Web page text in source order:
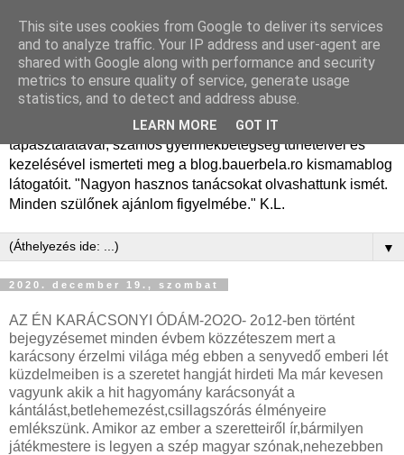
Dr. Bauer Béla Ph.D.
gyermekgyógyász
Dr. Bauer Béla Ph.D. gyermekgyógyász főorvos, 50 éves
tapasztalatával, számos gyermekbetegség tüneteivel és
kezelésével ismerteti meg a blog.bauerbela.ro kismamablog
látogatóit. "Nagyon hasznos tanácsokat olvashattunk ismét.
Minden szülőnek ajánlom figyelmébe." K.L.
▼
2020. december 19., szombat
AZ ÉN KARÁCSONYI ÓDÁM-2O2O- 2o12-ben történt
bejegyzésemet minden évbem közzéteszem mert a
karácsony érzelmi világa még ebben a senyvedő emberi lét
küzdelmeiben is a szeretet hangját hirdeti Ma már kevesen
vagyunk akik a hit hagyomány karácsonyát a
kántálást,betlehemezést,csillagszórás élményeire
emlékszünk. Amikor az ember a szeretteiről ír,bármilyen
játékmestere is legyen a szép magyar szónak,nehezebben
This site uses cookies from Google to deliver its services
and to analyze traffic. Your IP address and user-agent are
shared with Google along with performance and security
metrics to ensure quality of service, generate usage
statistics, and to detect and address abuse.
LEARN MORE GOT IT